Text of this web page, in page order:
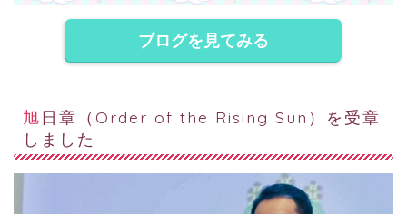
ブログを見てみる
旭日章（Order of the Rising Sun）を受章
しました